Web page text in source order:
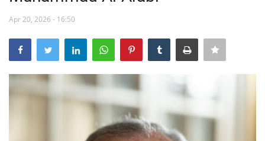
Jukwaa la Nasser la Kimataifa
Misri
Apr 20, 2026 - 16:50